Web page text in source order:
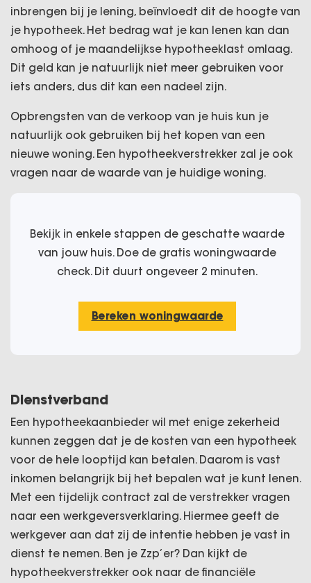
inbrengen bij je lening, beïnvloedt dit de hoogte van
je hypotheek. Het bedrag wat je kan lenen kan dan
omhoog of je maandelijkse hypotheeklast omlaag.
Dit geld kan je natuurlijk niet meer gebruiken voor
iets anders, dus dit kan een nadeel zijn.
Opbrengsten van de verkoop van je huis kun je
natuurlijk ook gebruiken bij het kopen van een
nieuwe woning. Een hypotheekverstrekker zal je ook
vragen naar de waarde van je huidige woning.
Bekijk in enkele stappen de geschatte waarde
van jouw huis. Doe de gratis woningwaarde
check. Dit duurt ongeveer 2 minuten.
Bereken woningwaarde
Dienstverband
Een hypotheekaanbieder wil met enige zekerheid
kunnen zeggen dat je de kosten van een hypotheek
voor de hele looptijd kan betalen. Daarom is vast
inkomen belangrijk bij het bepalen wat je kunt lenen.
Met een tijdelijk contract zal de verstrekker vragen
naar een werkgeversverklaring. Hiermee geeft de
werkgever aan dat zij de intentie hebben je vast in
dienst te nemen. Ben je Zzp’er? Dan kijkt de
hypotheekverstrekker ook naar de financiële